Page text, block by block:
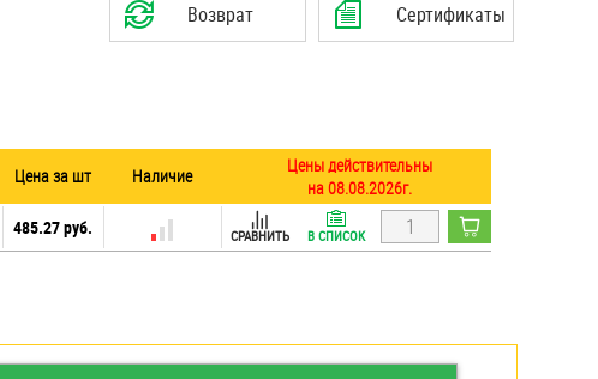
Возврат Сертификаты
Цена за шт Наличие
Цены действительны
на 08.08.2026г.
485.27 руб. СРАВНИТЬ В СПИСОК